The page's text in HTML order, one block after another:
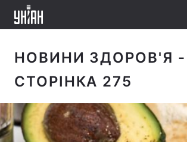
НОВИНИ ЗДОРОВ'Я -
СТОРІНКА 275